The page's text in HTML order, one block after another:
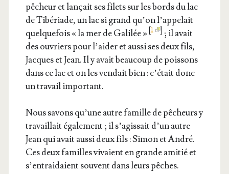
pêcheur et lan­çait ses filets sur les bords du lac
de Tibé­riade, un lac si grand qu’on l’ap­pe­lait
quel­que­fois « la mer de Gali­lée » [1 ] ; il avait
des ouvriers pour l’ai­der et aus­si ses deux fils,
Jacques et Jean. Il y avait beau­coup de pois­sons
dans ce lac et on les ven­dait bien : c’é­tait donc
un tra­vail important.
Nous savons qu’une autre famille de pêcheurs y
tra­vaillait éga­le­ment ; il s’a­gis­sait d’un autre
Jean qui avait aus­si deux fils : Simon et André.
Ces deux familles vivaient en grande ami­tié et
s’en­trai­daient sou­vent dans leurs pêches.